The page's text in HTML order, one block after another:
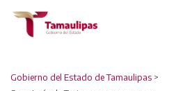
Gobierno del Estado de Tamaulipas >